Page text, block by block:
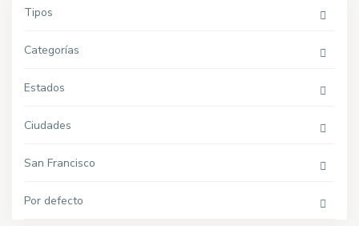
Tipos
Categorías
Estados
Ciudades
San Francisco
Por defecto
F
r
c
c
P
a
a
la